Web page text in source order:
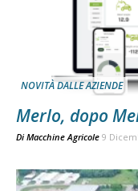
NOVITÀ DALLE AZIENDE
Merlo, dopo
Di Macchine Agricole 9